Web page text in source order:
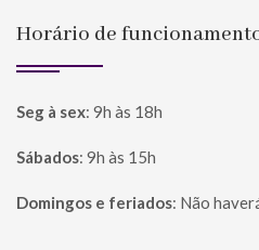
Horário de
Seg à sex: 9h às 18h
Sábados: 9h às 15h
Domingos e feriados: Não